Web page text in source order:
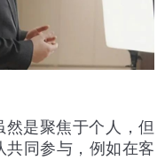
然是聚焦于个人，但
共同参与，例如在客